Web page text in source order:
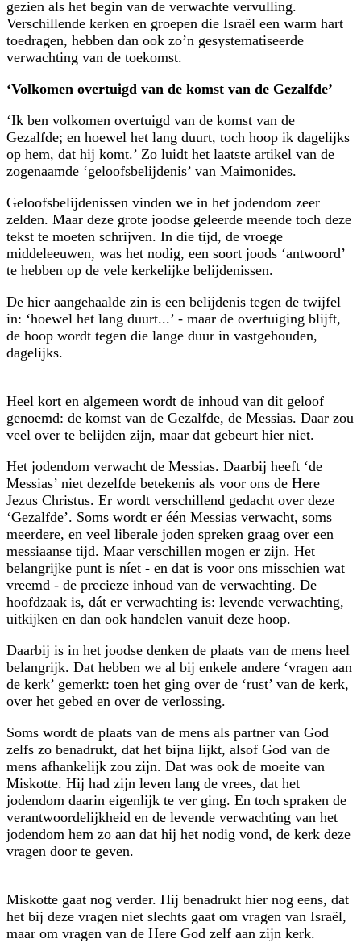
gezien als het begin van de verwachte vervulling.
Verschillende kerken en groepen die Israël een warm hart
toedragen, hebben dan ook zo’n gesystematiseerde
verwachting van de toekomst.
‘Volkomen overtuigd van de komst van de Gezalfde’
‘Ik ben volkomen overtuigd van de komst van de
Gezalfde; en hoewel het lang duurt, toch hoop ik dagelijks
op hem, dat hij komt.’ Zo luidt het laatste artikel van de
zogenaamde ‘geloofsbelijdenis’ van Maimonides.
Geloofsbelijdenissen vinden we in het jodendom zeer
zelden. Maar deze grote joodse geleerde meende toch deze
tekst te moeten schrijven. In die tijd, de vroege
middeleeuwen, was het nodig, een soort joods ‘antwoord’
te hebben op de vele kerkelijke belijdenissen.
De hier aangehaalde zin is een belijdenis tegen de twijfel
in: ‘hoewel het lang duurt...’ - maar de overtuiging blijft,
de hoop wordt tegen die lange duur in vastgehouden,
dagelijks.
Heel kort en algemeen wordt de inhoud van dit geloof
genoemd: de komst van de Gezalfde, de Messias. Daar zou
veel over te belijden zijn, maar dat gebeurt hier niet.
Het jodendom verwacht de Messias. Daarbij heeft ‘de
Messias’ niet dezelfde betekenis als voor ons de Here
Jezus Christus. Er wordt verschillend gedacht over deze
‘Gezalfde’. Soms wordt er één Messias verwacht, soms
meerdere, en veel liberale joden spreken graag over een
messiaanse tijd. Maar verschillen mogen er zijn. Het
belangrijke punt is níet - en dat is voor ons misschien wat
vreemd - de precieze inhoud van de verwachting. De
hoofdzaak is, dát er verwachting is: levende verwachting,
uitkijken en dan ook handelen vanuit deze hoop.
Daarbij is in het joodse denken de plaats van de mens heel
belangrijk. Dat hebben we al bij enkele andere ‘vragen aan
de kerk’ gemerkt: toen het ging over de ‘rust’ van de kerk,
over het gebed en over de verlossing.
Soms wordt de plaats van de mens als partner van God
zelfs zo benadrukt, dat het bijna lijkt, alsof God van de
mens afhankelijk zou zijn. Dat was ook de moeite van
Miskotte. Hij had zijn leven lang de vrees, dat het
jodendom daarin eigenlijk te ver ging. En toch spraken de
verantwoordelijkheid en de levende verwachting van het
jodendom hem zo aan dat hij het nodig vond, de kerk deze
vragen door te geven.
Miskotte gaat nog verder. Hij benadrukt hier nog eens, dat
het bij deze vragen niet slechts gaat om vragen van Israël,
maar om vragen van de Here God zelf aan zijn kerk.